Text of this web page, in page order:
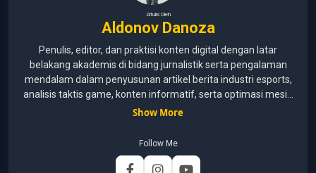
Ditulis Oleh
Aldonov Danoza
Penulis, editor, dan praktisi konten digital dengan latar
belakang akademis di bidang jurnalistik serta pengalaman
mendalam dalam penyusunan artikel berita industri esports,
analisis taktis game, konten informatif, serta optimasi mesin
pencari (SEO) untuk audiens media digital. Lulusan Universitas
mengenai kaidah jurnalistik, etika media, verifikasi informasi,
dan teknik penulisan profesional. Berfokus pada
pengembangan konten yang mengutamakan akurasi,
Show More
Follow Me